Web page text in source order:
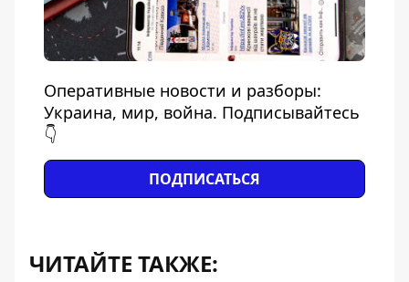
Оперативные новости и разборы:
Украина, мир, война. Подписывайтесь
👇
ПОДПИСАТЬСЯ
ЧИТАЙТЕ ТАКЖЕ: